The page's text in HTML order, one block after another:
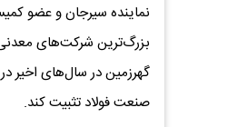
نماینده سیرجان و عضو
بزرگ‌ترین شرکت‌های معدنی
گهرزمین در سال‌های اخیر
صنعت فولاد تثبیت کند.